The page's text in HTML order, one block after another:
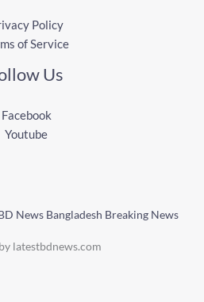
Policy
of Service
Us
Facebook
Youtube
News Bangladesh Breaking News
latestbdnews.com